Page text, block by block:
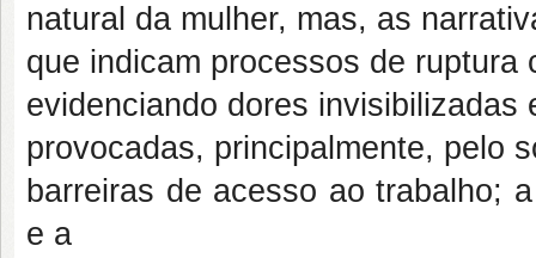
natural da mulher, mas, as
que indicam processos de
evidenciando dores
provocadas, principalmente, pelo
barreiras de acesso ao trabalho;
e a